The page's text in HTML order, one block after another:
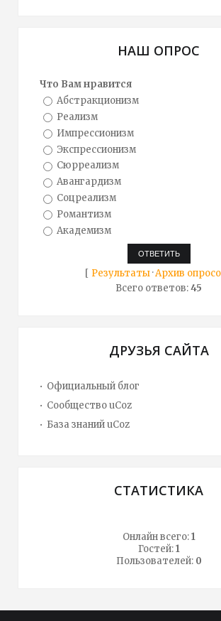
НАШ ОПРОС
Что Вам нравится
Абстракционизм
Реализм
Импрессионизм
Экспрессионизм
Сюрреализм
Авангардизм
Соцреализм
Романтизм
Академизм
[ Результаты·Архив
Всего ответов:45
ДРУЗЬЯ САЙТА
Официальный блог
Сообщество uCoz
База знаний uCoz
СТАТИСТИКА
Онлайн всего:1
Гостей:1
Пользователей: 0